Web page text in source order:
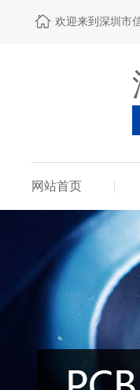
欢迎来到深圳市
网站首页